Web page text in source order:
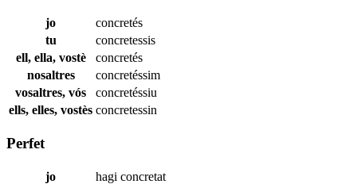
jo
concretés
tu
concretessis
ell, ella, vostè
concretés
nosaltres
concretéssim
vosaltres, vós
concretéssiu
ells, elles, vostès concretessin
Perfet
jo hagi concretat